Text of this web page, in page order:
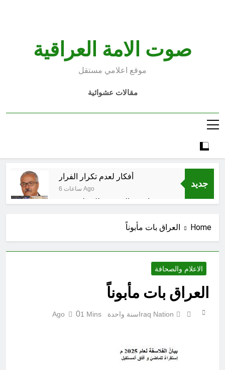
صوت الامة العراقية
موقع اعلامي مستقل
مقالات عشوائية
جديد
أفكار لعدم تكرار الفرار
6 ساعات Ago
انتهت الحرب… لكن لم ينتهي
إقليم كردستان إلى أين؟ الطريق إلى
سقوط الحكومات… يبدأ من خلف أبوابها
المغلقة
النساء والأطفال الى كربلاء؟ (ح 5)
احياء ليلة الجمعة (نعمة بالكسر والفتح،
Home العراق بات مأبوناً
الاعلام والصحافة
العراق بات مأبوناً
Iraq Nationسنة واحدة Ago 01 Mins